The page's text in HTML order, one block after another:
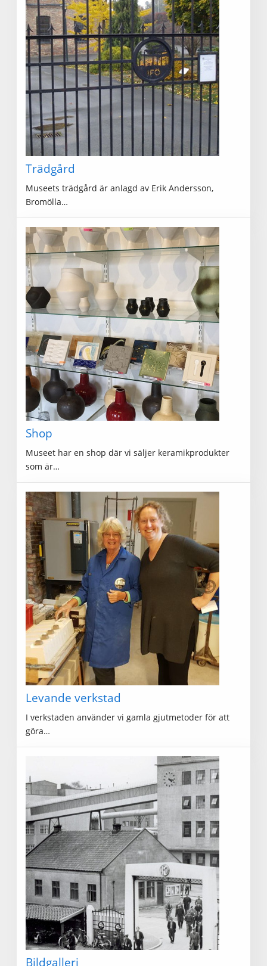
Trädgård
Museets trädgård är anlagd av Erik Andersson,
Bromölla…
Shop
Museet har en shop där vi säljer keramikprodukter
som är…
Levande verkstad
I verkstaden använder vi gamla gjutmetoder för att
göra…
Bildgalleri